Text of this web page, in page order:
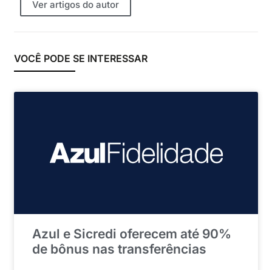
Ver artigos do autor
VOCÊ PODE SE INTERESSAR
Azul e Sicredi oferecem até 90%
de bônus nas transferências